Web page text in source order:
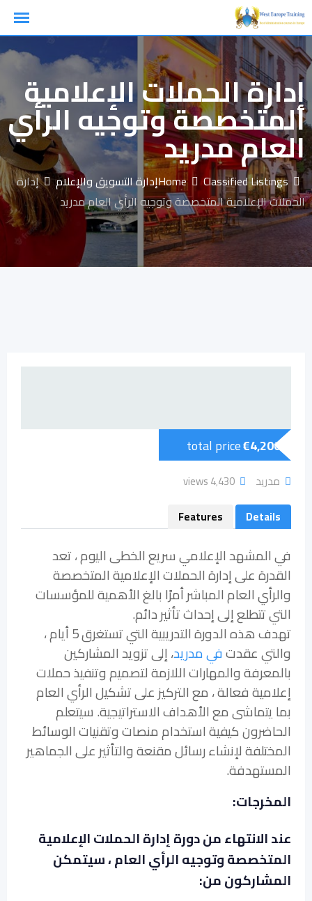
Skip
to
content
إدارة الحملات الإعلامية
المتخصصة وتوجيه الرأي
العام مدريد
Home Classified Listings إدارة التسويق والإعلام
إدارة
الحملات الإعلامية المتخصصة وتوجيه الرأي العام مدريد
€4,200
total price
مدريد
4٬430 views
Details
Features
في المشهد الإعلامي سريع الخطى اليوم ، تعد
القدرة على إدارة الحملات الإعلامية المتخصصة
والرأي العام المباشر أمرًا بالغ الأهمية للمؤسسات
التي تتطلع إلى إحداث تأثير دائم.
تهدف هذه الدورة التدريبية التي تستغرق 5 أيام ،
والتي عقدتفي مدريد، إلى تزويد المشاركين
بالمعرفة والمهارات اللازمة لتصميم وتنفيذ حملات
إعلامية فعالة ، مع التركيز على تشكيل الرأي العام
بما يتماشى مع الأهداف الاستراتيجية. سيتعلم
الحاضرون كيفية استخدام منصات وتقنيات الوسائط
المختلفة لإنشاء رسائل مقنعة والتأثير على الجماهير
المستهدفة.
المخرجات:
عند الانتهاء من دورة إدارة الحملات الإعلامية
المتخصصة وتوجيه الرأي العام ، سيتمكن
المشاركون من: